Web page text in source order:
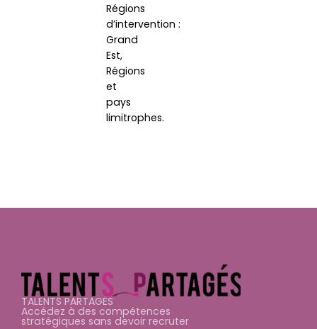
Régions
d’intervention :
Grand
Est,
Régions
et
pays
limitrophes.
TALENTS PARTAGES
Accédez à des compétences
stratégiques sans devoir recruter